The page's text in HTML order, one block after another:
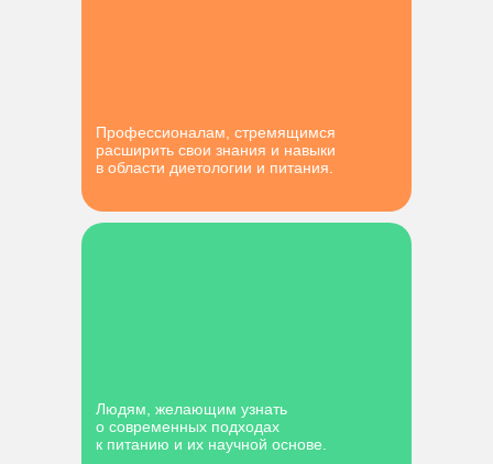
Профессионалам, стремящимся
расширить свои знания и навыки
в области диетологии и питания.
Людям, желающим узнать
о современных подходах
к питанию и их научной основе.